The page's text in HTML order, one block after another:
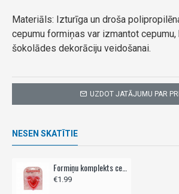
UZDOT JATĀJUMU PAR
Materiāls: Izturīga un droša
cepumu formiņas var izmantot cepumu,
šokolādes dekorāciju veidošanai.
NESEN SKATĪTIE
Formiņu komplekts cepumu izgriešanai, HEART, 5 gab
€1.99